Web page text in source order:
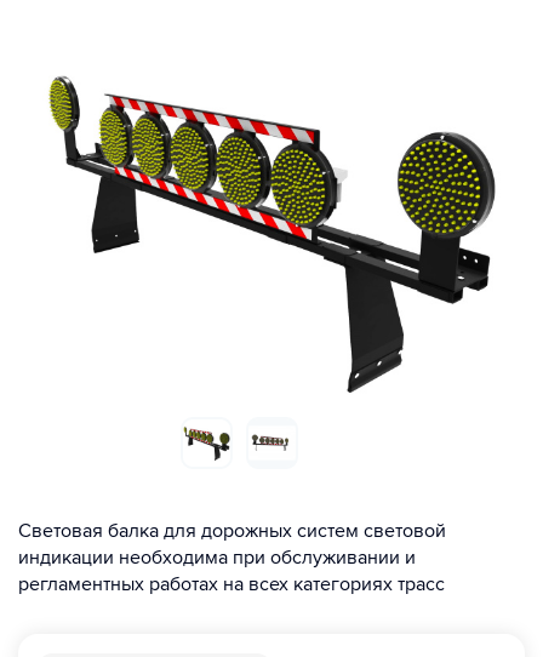
Световая балка для дорожных систем световой
индикации необходима при обслуживании и
регламентных работах на всех категориях трасс